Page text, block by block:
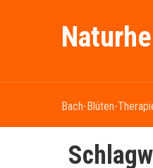
Bach-Blüten-